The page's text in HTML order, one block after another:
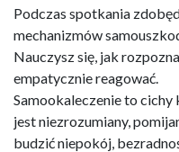
Podczas spotkania
mechanizmów
Nauczysz się, jak
empatycznie reagować.
Samookaleczenie to
jest niezrozumiany,
budzić niepokój,